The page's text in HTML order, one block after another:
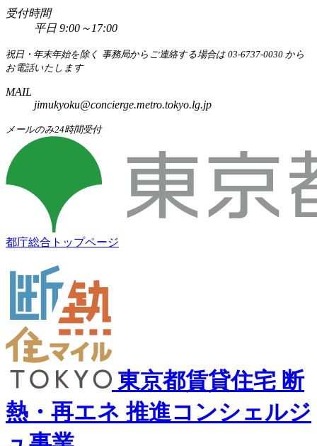
受付時間
平日 9:00～17:00
祝日・年末年始を除く 事務局からご連絡する場合は 03-6737-0030 から
お電話いたします
MAIL
jimukyoku@concierge.metro.tokyo.lg.jp
メールのみ24時間受付
都庁総合トップページ
東京都賃貸住宅 断
熱・再エネ 推進コンシェルジ